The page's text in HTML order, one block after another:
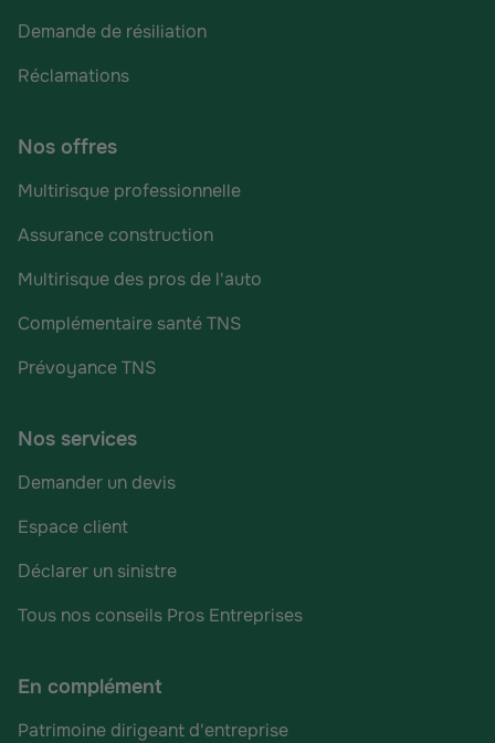
Demande de résiliation
Réclamations
Nos offres
Multirisque professionnelle
Assurance construction
Multirisque des pros de l'auto
Complémentaire santé TNS
Prévoyance TNS
Nos services
Demander un devis
Espace client
Déclarer un sinistre
Tous nos conseils Pros Entreprises
En complément
Patrimoine dirigeant d'entreprise